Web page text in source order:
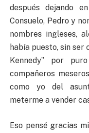
después dejando
Consuelo, Pedro y
nombres ingleses,
había puesto, sin ser
Kennedy” por
compañeros
como yo del
meterme a vender
Eso pensé gracias